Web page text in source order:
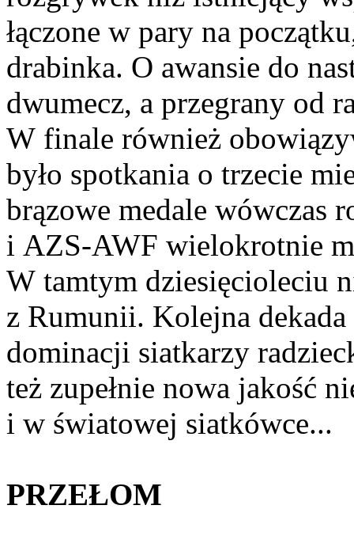
łączone w pary na
drabinka. O awansie do
dwumecz, a przegrany od
W finale również
było spotkania o trzecie
brązowe medale wówczas
i AZS-AWF wielokrotnie
W tamtym dziesięcioleciu
z Rumunii. Kolejna dekada
dominacji siatkarzy
też zupełnie nowa jakość
i w światowej siatkówce...
PRZEŁOM